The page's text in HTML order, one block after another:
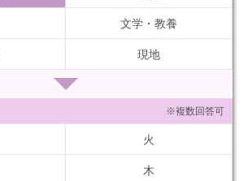
文学・教養
現地
※複数回答可
火
木